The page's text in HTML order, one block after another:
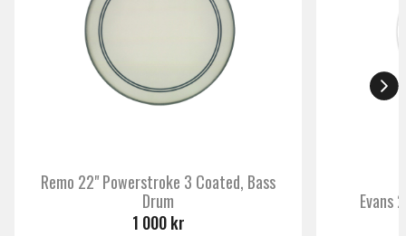
Remo 22" Powerstroke 3 Coated, Bass
Drum
1 000 kr
Evans